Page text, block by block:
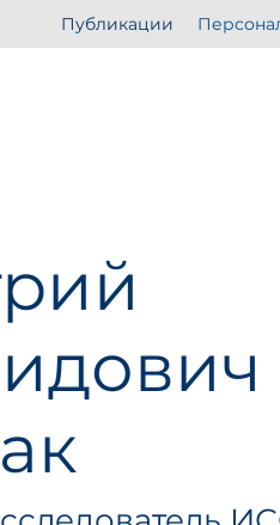
Публикации